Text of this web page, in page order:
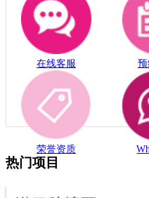
温馨提示
爱康健齿科打造粤港澳大湾
问诊/就诊一站式服务， 点
务， 我们将对您提出的问
电话：0755-61302632
在线客服
爱康健齿科热门项目
爱康健
数字种植
美学矫牙 儿童
疗美学修复 牙周专科 拔
相关阅读
上一篇：
牙齿矫正为
多少钱?爱康健齿科青
【2026更新